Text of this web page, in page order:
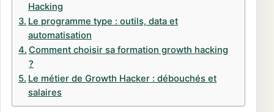
Hacking
Le programme type : outils, data et
automatisation
Comment choisir sa formation growth hacking
?
Le métier de Growth Hacker : débouchés et
salaires